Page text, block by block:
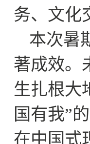
务、文化
本次暑
著成效。
生扎根大
国有我”
在中国式